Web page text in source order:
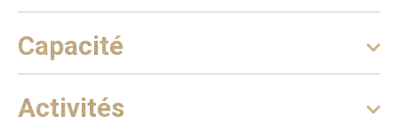
Capacité
Activités